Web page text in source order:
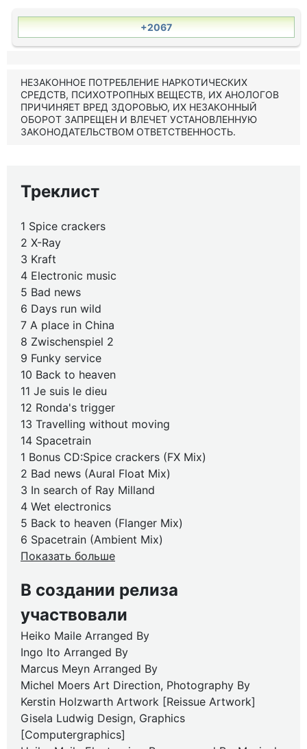
+2067
НЕЗАКОННОЕ ПОТРЕБЛЕНИЕ НАРКОТИЧЕСКИХ
СРЕДСТВ, ПСИХОТРОПНЫХ ВЕЩЕСТВ, ИХ АНОЛОГОВ
ПРИЧИНЯЕТ ВРЕД ЗДОРОВЬЮ, ИХ НЕЗАКОННЫЙ
ОБОРОТ ЗАПРЕЩЕН И ВЛЕЧЕТ УСТАНОВЛЕННУЮ
ЗАКОНОДАТЕЛЬСТВОМ ОТВЕТСТВЕННОСТЬ.
Треклист
1 Spice crackers
2 X-Ray
3 Kraft
4 Electronic music
5 Bad news
6 Days run wild
7 A place in China
8 Zwischenspiel 2
9 Funky service
10 Back to heaven
11 Je suis le dieu
12 Ronda's trigger
13 Travelling without moving
14 Spacetrain
1 Bonus CD:Spice crackers (FX Mix)
2 Bad news (Aural Float Mix)
3 In search of Ray Milland
4 Wet electronics
5 Back to heaven (Flanger Mix)
6 Spacetrain (Ambient Mix)
Показать больше
В создании релиза
участвовали
Heiko Maile Arranged By
Ingo Ito Arranged By
Marcus Meyn Arranged By
Michel Moers Art Direction, Photography By
Kerstin Holzwarth Artwork [Reissue Artwork]
Gisela Ludwig Design, Graphics
[Computergraphics]